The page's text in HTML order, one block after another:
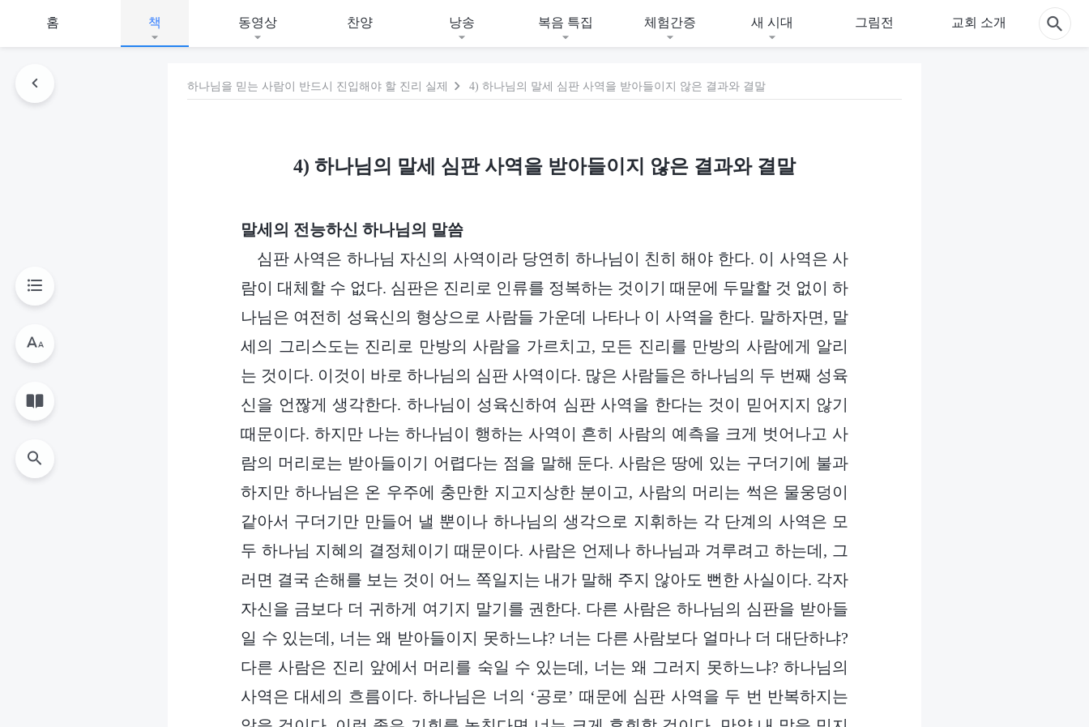
홈 책 동영상 찬양 낭송 복음 특집 체험간증 새 시대 그림전 교회 소개
하나님을 믿는 사람이 반드시 진입해야 할 진리 실제 4) 하나님의 말세 심판 사역을 받아들이지 않은 결과와 결말
4) 하나님의 말세 심판 사역을 받아들이지 않은 결과와 결말
말세의 전능하신 하나님의 말씀
심판 사역은 하나님 자신의 사역이라 당연히 하나님이 친히 해야 한다. 이 사역은 사
람이 대체할 수 없다. 심판은 진리로 인류를 정복하는 것이기 때문에 두말할 것 없이 하
나님은 여전히 성육신의 형상으로 사람들 가운데 나타나 이 사역을 한다. 말하자면, 말
세의 그리스도는 진리로 만방의 사람을 가르치고, 모든 진리를 만방의 사람에게 알리
는 것이다. 이것이 바로 하나님의 심판 사역이다. 많은 사람들은 하나님의 두 번째 성육
신을 언짢게 생각한다. 하나님이 성육신하여 심판 사역을 한다는 것이 믿어지지 않기
때문이다. 하지만 나는 하나님이 행하는 사역이 흔히 사람의 예측을 크게 벗어나고 사
람의 머리로는 받아들이기 어렵다는 점을 말해 둔다. 사람은 땅에 있는 구더기에 불과
하지만 하나님은 온 우주에 충만한 지고지상한 분이고, 사람의 머리는 썩은 물웅덩이
같아서 구더기만 만들어 낼 뿐이나 하나님의 생각으로 지휘하는 각 단계의 사역은 모
두 하나님 지혜의 결정체이기 때문이다. 사람은 언제나 하나님과 겨루려고 하는데, 그
러면 결국 손해를 보는 것이 어느 쪽일지는 내가 말해 주지 않아도 뻔한 사실이다. 각자
자신을 금보다 더 귀하게 여기지 말기를 권한다. 다른 사람은 하나님의 심판을 받아들
일 수 있는데, 너는 왜 받아들이지 못하느냐? 너는 다른 사람보다 얼마나 더 대단하냐?
다른 사람은 진리 앞에서 머리를 숙일 수 있는데, 너는 왜 그러지 못하느냐? 하나님의
사역은 대세의 흐름이다. 하나님은 너의 ‘공로’ 때문에 심판 사역을 두 번 반복하지는